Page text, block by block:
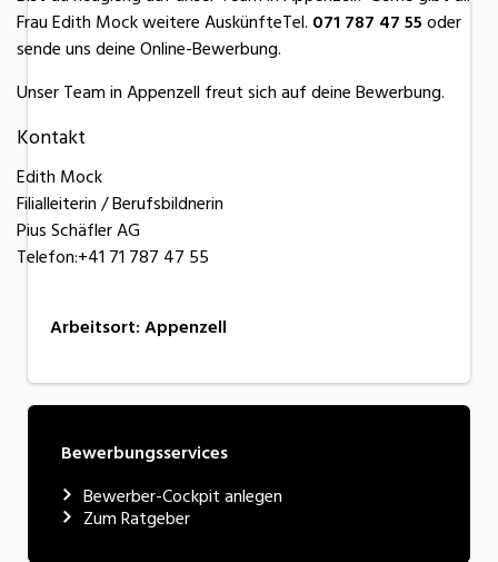
Frau Edith Mock weitere AuskünfteTel. 071 787 47 55oder
sende uns deine Online-Bewerbung.
Unser Team in Appenzell freut sich auf deine Bewerbung.
Kontakt
Edith Mock
Filialleiterin / Berufsbildnerin
Pius Schäfler AG
Telefon:+41 71 787 47 55
Arbeitsort:Appenzell
Bewerbungsservices
Bewerber-Cockpit anlegen
Zum Ratgeber